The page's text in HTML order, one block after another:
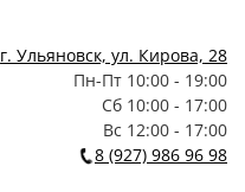
г. Ульяновск, ул. Кирова, 28
Пн-Пт 10:00 - 19:00
Сб 10:00 - 17:00
Вс 12:00 - 17:00
8 (927) 986 96 98